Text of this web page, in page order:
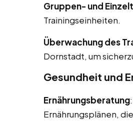
Gruppen- und
Trainingseinheiten.
Überwachung des
Dornstadt, um
Gesundheit und
Ernährungsberatung
Ernährungsplänen,